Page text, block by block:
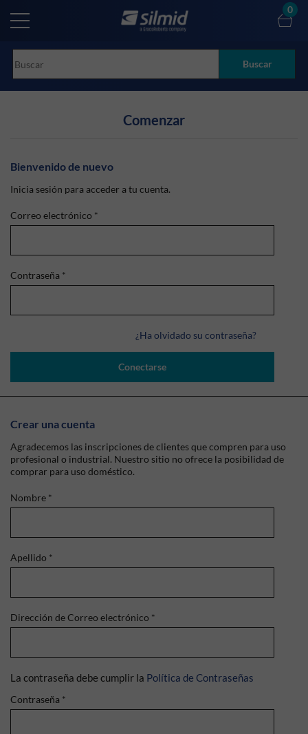
main
Buscar
0
Comenzar
Bienvenido de nuevo
Inicia sesión para acceder a tu cuenta.
Correo electrónico *
Contraseña *
¿Ha olvidado su contraseña?
Conectarse
Crear una cuenta
Agradecemos las inscripciones de clientes que compren para uso
profesional o industrial. Nuestro sitio no ofrece la posibilidad de
comprar para uso doméstico.
Nombre *
Apellido *
Dirección de Correo electrónico *
La contraseña debe cumplir la Política de Contraseñas
Contraseña *